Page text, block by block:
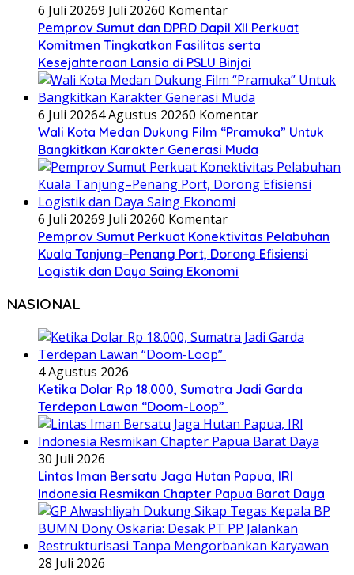
6 Juli 20269 Juli 20260 Komentar
Pemprov Sumut dan DPRD Dapil XII Perkuat
Komitmen Tingkatkan Fasilitas serta
Kesejahteraan Lansia di PSLU Binjai
6 Juli 20264 Agustus 20260 Komentar
Wali Kota Medan Dukung Film “Pramuka” Untuk
Bangkitkan Karakter Generasi Muda
6 Juli 20269 Juli 20260 Komentar
Pemprov Sumut Perkuat Konektivitas Pelabuhan
Kuala Tanjung–Penang Port, Dorong Efisiensi
Logistik dan Daya Saing Ekonomi
NASIONAL
4 Agustus 2026
Ketika Dolar Rp 18.000, Sumatra Jadi Garda
Terdepan Lawan “Doom-Loop”
30 Juli 2026
Lintas Iman Bersatu Jaga Hutan Papua, IRI
Indonesia Resmikan Chapter Papua Barat Daya
28 Juli 2026